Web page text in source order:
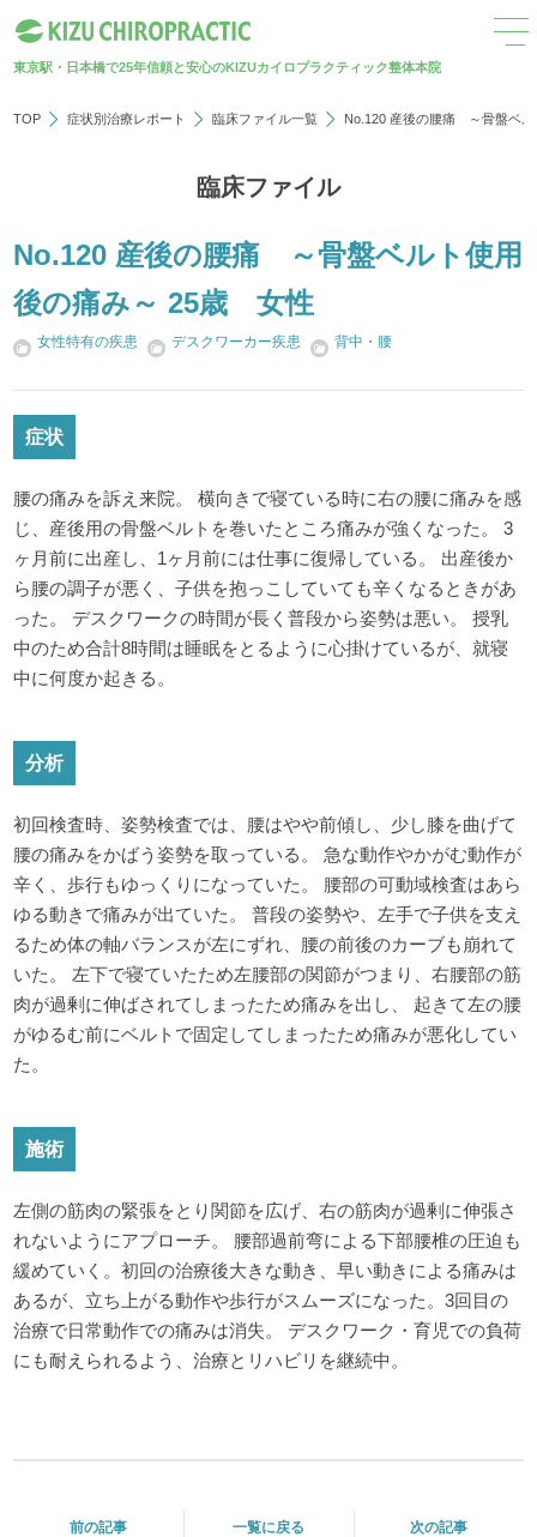
東京駅・日本橋で25年信頼と安心のKIZUカイロプラクティック整体本院
TOP 症状別治療レポート 臨床ファイル一覧 No.120 産後の腰痛 ～骨盤ベ
臨床ファイル
No.120 産後の腰痛 ～骨盤ベルト使用
後の痛み～ 25歳 女性
女性特有の疾患 デスクワーカー疾患 背中・腰
症状
腰の痛みを訴え来院。 横向きで寝ている時に右の腰に痛みを感
じ、産後用の骨盤ベルトを巻いたところ痛みが強くなった。 3
ヶ月前に出産し、1ヶ月前には仕事に復帰している。 出産後か
ら腰の調子が悪く、子供を抱っこしていても辛くなるときがあ
った。 デスクワークの時間が長く普段から姿勢は悪い。 授乳
中のため合計8時間は睡眠をとるように心掛けているが、就寝
中に何度か起きる。
分析
初回検査時、姿勢検査では、腰はやや前傾し、少し膝を曲げて
腰の痛みをかばう姿勢を取っている。 急な動作やかがむ動作が
辛く、歩行もゆっくりになっていた。 腰部の可動域検査はあら
ゆる動きで痛みが出ていた。 普段の姿勢や、左手で子供を支え
るため体の軸バランスが左にずれ、腰の前後のカーブも崩れて
いた。 左下で寝ていたため左腰部の関節がつまり、右腰部の筋
肉が過剰に伸ばされてしまったため痛みを出し、 起きて左の腰
がゆるむ前にベルトで固定してしまったため痛みが悪化してい
た。
施術
左側の筋肉の緊張をとり関節を広げ、右の筋肉が過剰に伸張さ
れないようにアプローチ。 腰部過前弯による下部腰椎の圧迫も
緩めていく。初回の治療後大きな動き、早い動きによる痛みは
あるが、立ち上がる動作や歩行がスムーズになった。3回目の
治療で日常動作での痛みは消失。 デスクワーク・育児での負荷
にも耐えられるよう、治療とリハビリを継続中。
前の記事 一覧に戻る 次の記事